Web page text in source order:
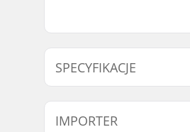
SPECYFIKACJE
Typ wspornika/Długość:
Wysokość trzonu:
IMPORTER